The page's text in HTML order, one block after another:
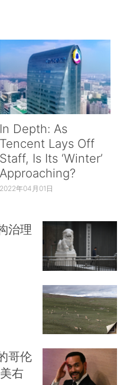
In Depth: As
Tencent Lays Off
Staff, Is Its ‘Winter’
Approaching?
2022年04月01日
治理
哥伦
右